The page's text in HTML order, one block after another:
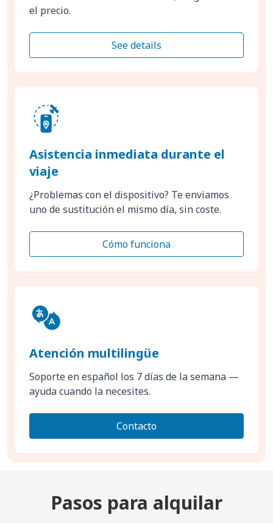
el precio.
See details
Asistencia inmediata durante el
viaje
¿Problemas con el dispositivo? Te enviamos
uno de sustitución el mismo día, sin coste.
Cómo funciona
Atención multilingüe
Soporte en español los 7 días de la semana —
ayuda cuando la necesites.
Contacto
Pasos para alquilar